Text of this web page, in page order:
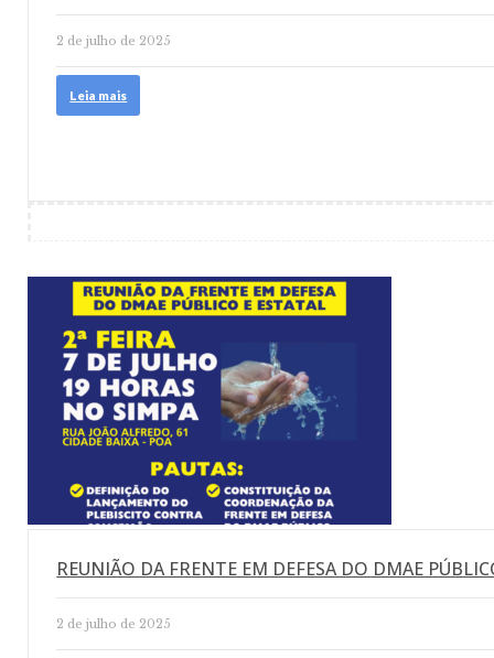
2 de julho de 2025
Leia mais
REUNIÃO DA FRENTE EM DEFESA DO DMAE
2 de julho de 2025